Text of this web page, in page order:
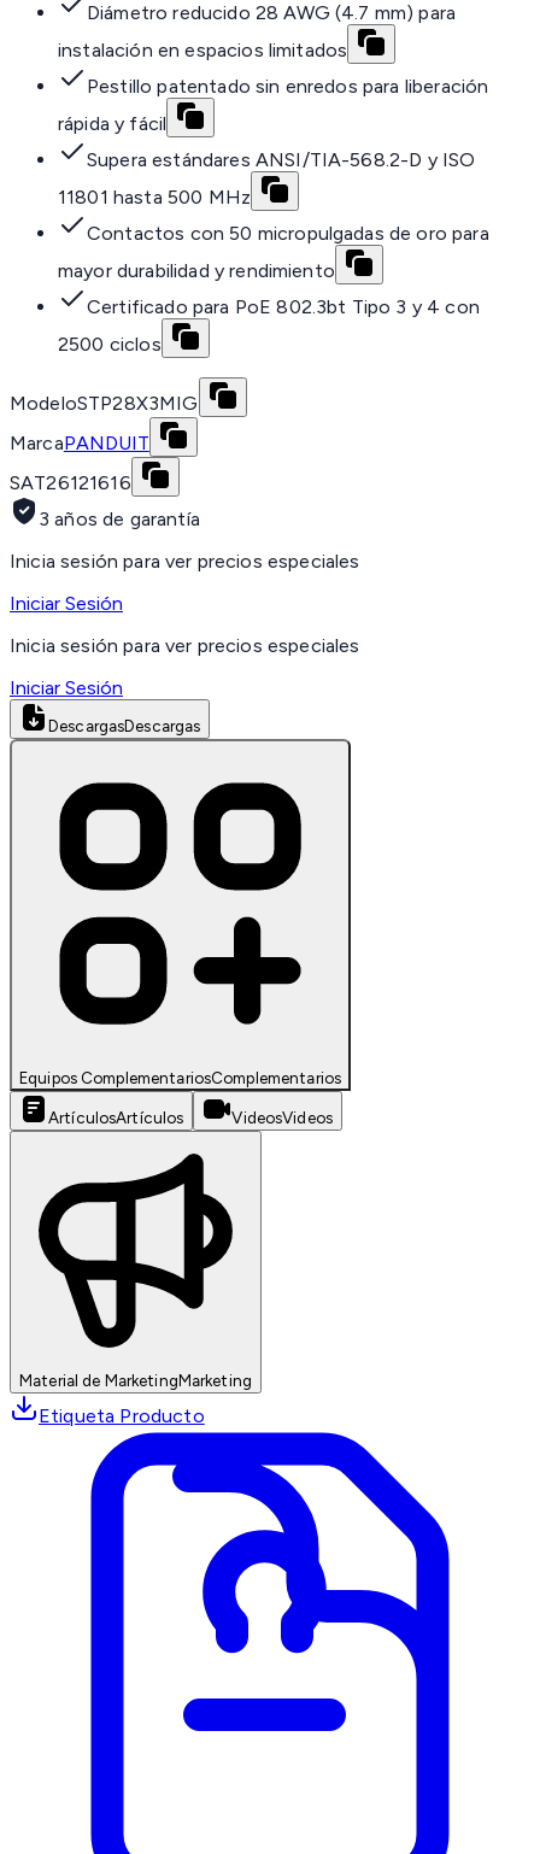
Diámetro reducido 28 AWG (4.7 mm) para
instalación en espacios limitados
Pestillo patentado sin enredos para liberación
rápida y fácil
Supera estándares ANSI/TIA-568.2-D y ISO
11801 hasta 500 MHz
Contactos con 50 micropulgadas de oro para
mayor durabilidad y rendimiento
Certificado para PoE 802.3bt Tipo 3 y 4 con
2500 ciclos
ModeloSTP28X3MIG
MarcaPANDUIT
SAT26121616
3 años de garantía
Inicia sesión para ver precios especiales
Iniciar Sesión
Inicia sesión para ver precios especiales
Iniciar Sesión
DescargasDescargas
Equipos ComplementariosComplementarios
ArtículosArtículos VideosVideos
Material de MarketingMarketing
Etiqueta Producto